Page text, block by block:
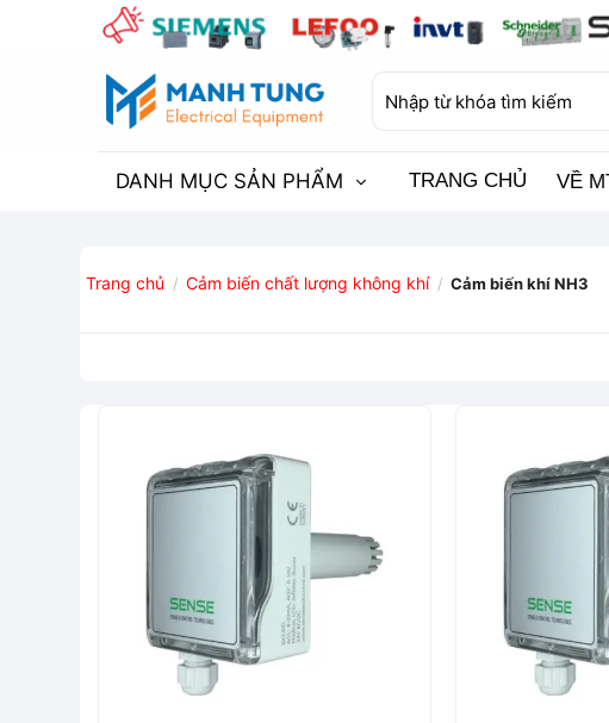
kiếm:
DANH MỤC SẢN PHẨM TRANG CHỦ VỀ
Trang chủ / Cảm biến chất lượng không khí / Cảm biến khí NH3